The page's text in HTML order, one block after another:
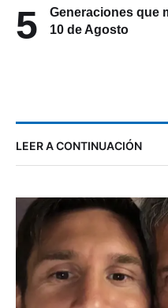
5
Generaciones que
10 de Agosto
LEER A CONTINUACIÓN